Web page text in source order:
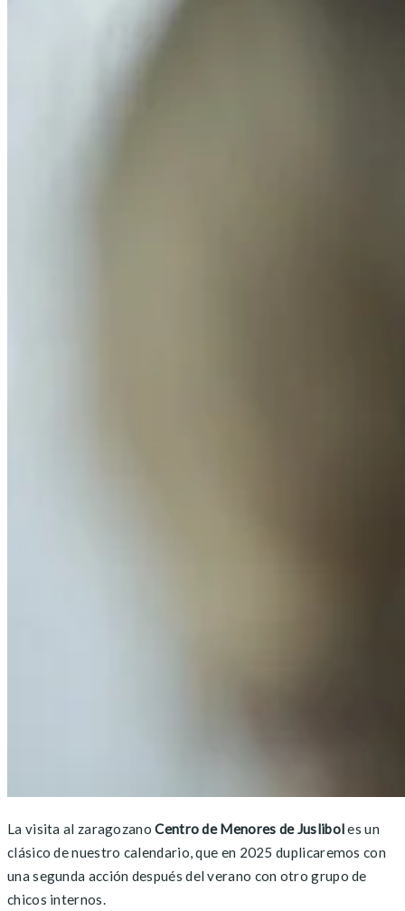
La visita al zaragozanoCentro de Menores de Jusliboles un
clásico de nuestro calendario, que en 2025 duplicaremos con
una segunda acción después del verano con otro grupo de
chicos internos.